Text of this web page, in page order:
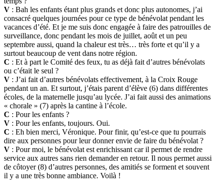
V : Bah les enfants étant plus grands et donc plus autonomes, j’ai
consacré quelques journées pour ce type de bénévolat pendant les
vacances d’été. Et je me suis donc engagée à faire des patrouilles de
surveillance, donc pendant les mois de juillet, août et un peu
septembre aussi, quand la chaleur est très… très forte et qu’il y a
surtout beaucoup de vent dans notre région.
C : Et à part le Comité des feux, tu as déjà fait d’autres bénévolats
ou c’était le seul ?
V : J’ai fait d’autres bénévolats effectivement, à la Croix Rouge
pendant un an. Et surtout, j’étais parent d’élève (6) dans différentes
écoles, de la maternelle jusqu’au lycée. J’ai fait aussi des animations
« chorale » (7) après la cantine à l’école.
C : Pour les enfants ?
V : Pour les enfants, toujours. Oui.
C : Eh bien merci, Véronique. Pour finir, qu’est-ce que tu pourrais
dire aux personnes pour leur donner envie de faire du bénévolat ?
V : Pour moi, le bénévolat est enrichissant car il permet de rendre
service aux autres sans rien demander en retour. Il nous permet aussi
de côtoyer (8) d’autres personnes, des amitiés se forment et souvent
il y a une très bonne ambiance. Voilà !